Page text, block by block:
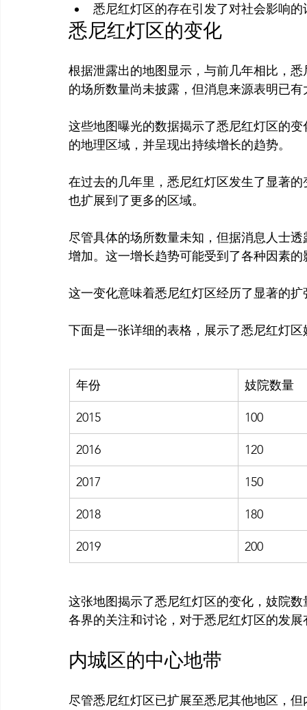
悉尼红灯区的存在引发了对社会影响
悉尼红灯区的变化
根据泄露出的地图显示，与前几年相比，
的场所数量尚未披露，但消息来源表明已
这些地图曝光的数据揭示了悉尼红灯区的
的地理区域，并呈现出持续增长的趋势。
在过去的几年里，悉尼红灯区发生了显著
也扩展到了更多的区域。
尽管具体的场所数量未知，但据消息人士
增加。这一增长趋势可能受到了各种因素
这一变化意味着悉尼红灯区经历了显著的
年份 妓院数量
2015 100
2016 120
2017 150
2018 180
2019 200
这张地图揭示了悉尼红灯区的变化，妓院
内城区的中心地带
尽管悉尼红灯区已扩展至悉尼其他地区，